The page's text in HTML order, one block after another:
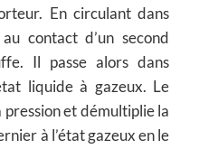
En circulant dans
contact d’un second
Il passe alors dans
liquide à gazeux. Le
et démultiplie la
à l’état gazeux en le